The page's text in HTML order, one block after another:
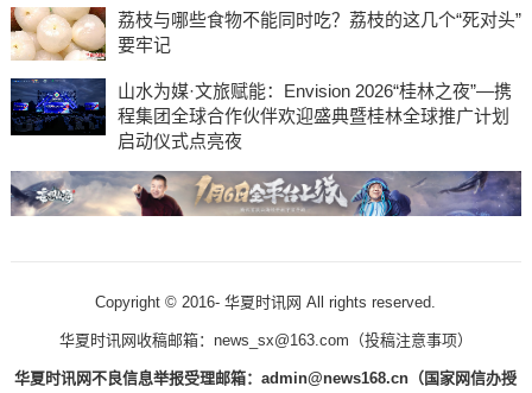
荔枝与哪些食物不能同时吃？荔枝的这几个“死对头”
要牢记
山水为媒·文旅赋能：Envision 2026“桂林之夜”—携
程集团全球合作伙伴欢迎盛典暨桂林全球推广计划
启动仪式点亮夜
Copyright © 2016- 华夏时讯网 All rights reserved.
华夏时讯网收稿邮箱：news_sx@163.com（投稿注意事项）
华夏时讯网不良信息举报受理邮箱：admin@news168.cn（国家网信办授